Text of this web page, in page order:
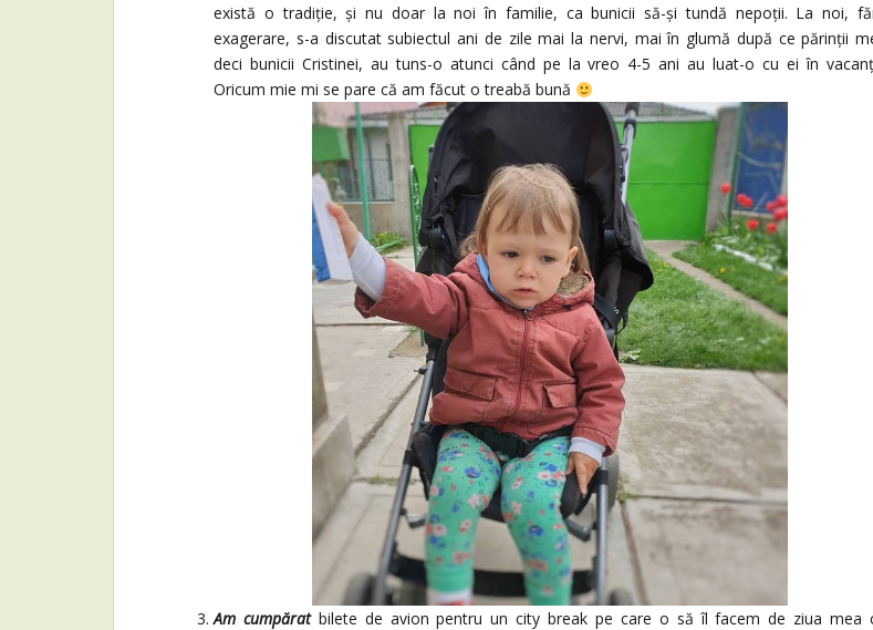
există o tradiție, și nu doar la noi în familie, ca bunicii să-și tundă nepoții. La noi,
exagerare, s-a discutat subiectul ani de zile mai la nervi, mai în glumă după ce părinții
deci bunicii Cristinei, au tuns-o atunci când pe la vreo 4-5 ani au luat-o cu ei în
Oricum mie mi se pare că am făcut o treabă bună
Am cumpăratbilete de avion pentru un city break pe care o să îl facem de ziua mea